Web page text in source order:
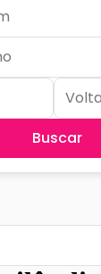
Buscar